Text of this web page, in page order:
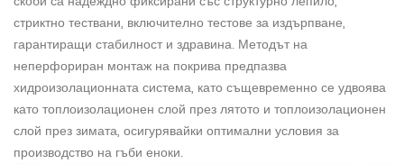
стриктно тествани, включително тестове за издърпване,
гарантиращи стабилност и здравина. Методът на
неперфориран монтаж на покрива предпазва
хидроизолационната система, като същевременно се удвоява
като топлоизолационен слой през лятото и топлоизолационен
слой през зимата, осигурявайки оптимални условия за
производство на гъби еноки.